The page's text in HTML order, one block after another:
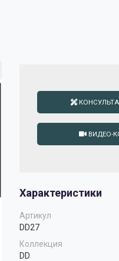
ВИДЕО-
Характеристики
Артикул
DD27
Коллекция
DD